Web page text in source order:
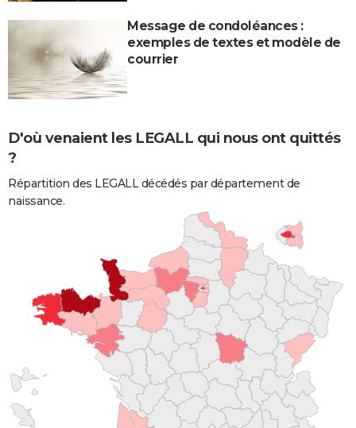
Message de condoléances :
exemples de textes et modèle de
courrier
D'où venaient les LEGALL qui nous ont quittés
?
Répartition des LEGALL décédés par département de
naissance.